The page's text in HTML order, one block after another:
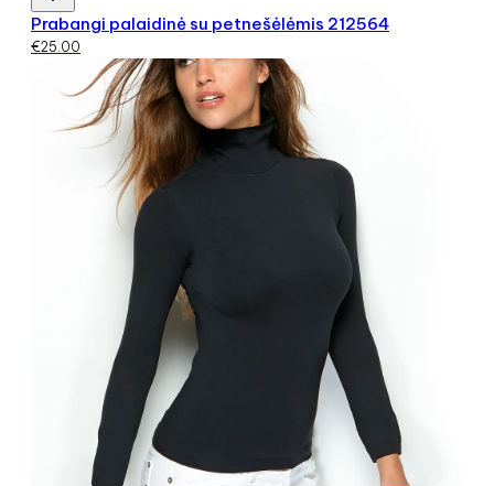
Prabangi palaidinė su petnešėlėmis 212564
€25.00